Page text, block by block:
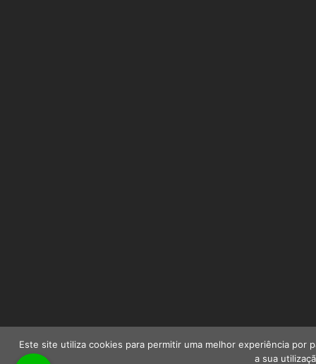
Este site utiliza cookies para permitir uma melhor experiência por
a sua